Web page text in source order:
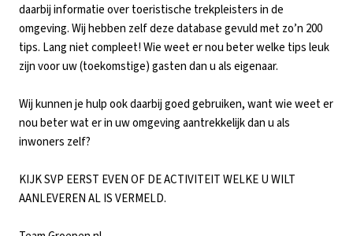
daarbij informatie over toeristische trekpleisters in de
omgeving. Wij hebben zelf deze database gevuld met zo’n 200
tips. Lang niet compleet! Wie weet er nou beter welke tips leuk
zijn voor uw (toekomstige) gasten dan u als eigenaar.
Wij kunnen je hulp ook daarbij goed gebruiken, want wie weet er
nou beter wat er in uw omgeving aantrekkelijk dan u als
inwoners zelf?
KIJK SVP EERST EVEN OF DE ACTIVITEIT WELKE U WILT
AANLEVEREN AL IS VERMELD.